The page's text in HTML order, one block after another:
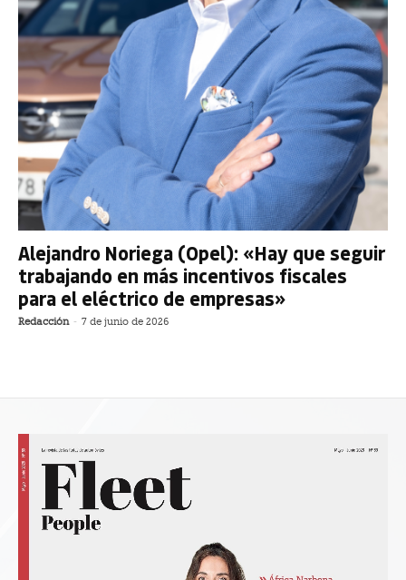
Alejandro Noriega (Opel): «Hay que seguir
trabajando en más incentivos fiscales
para el eléctrico de empresas»
Redacción - 7 de junio de 2026